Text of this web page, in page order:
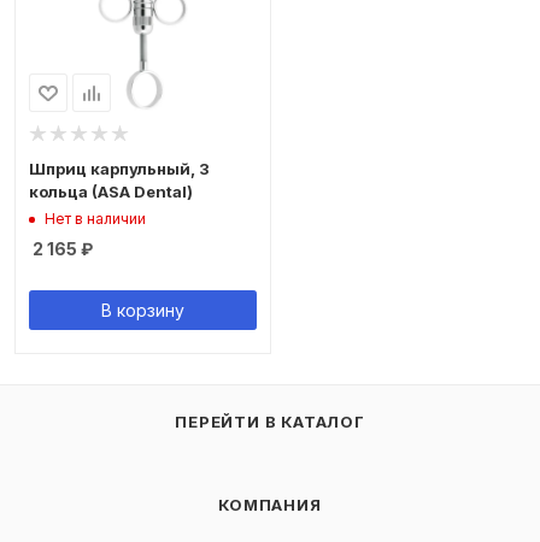
Шприц карпульный, 3
кольца (ASA Dental)
Нет в наличии
2 165 ₽
В корзину
ПЕРЕЙТИ В КАТАЛОГ
КОМПАНИЯ